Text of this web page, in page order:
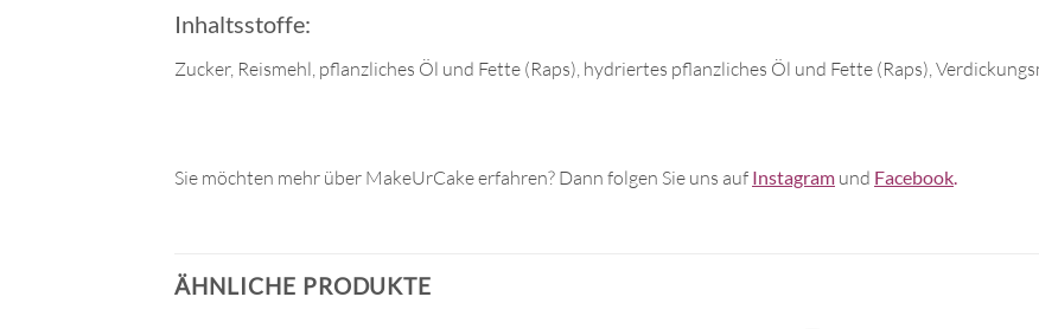
Inhaltsstoffe:
Zucker, Reismehl, pflanzliches Öl und Fette (Raps), hydriertes pflanzliches Öl und Fette (Raps),
Sie möchten mehr über MakeUrCake erfahren? Dann folgen Sie uns auf Instagram und Facebook.
ÄHNLICHE PRODUKTE